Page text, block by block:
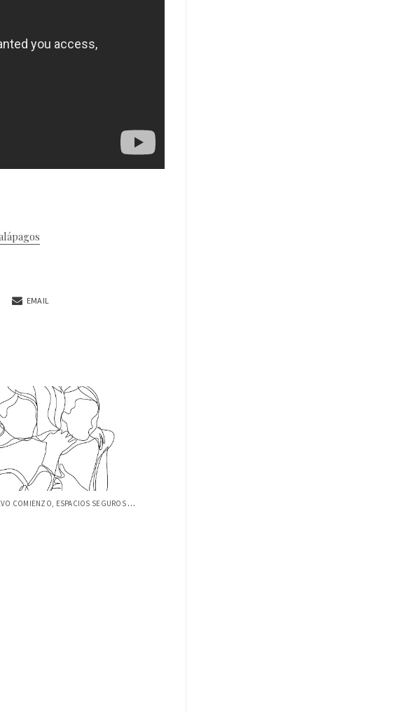
EMAIL
UN NUEVO COMIENZO, ESPACIOS SEGUROS DE ...